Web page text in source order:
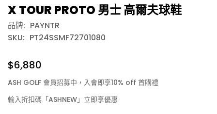
X TOUR PROTO 男士 高爾夫球鞋
品牌: PAYNTR
SKU: PT24SSMF72701080
$6,880
ASH GOLF 會員招募中，入會即享10% off 首購禮
輸入折扣碼「ASHNEW」立即享優惠